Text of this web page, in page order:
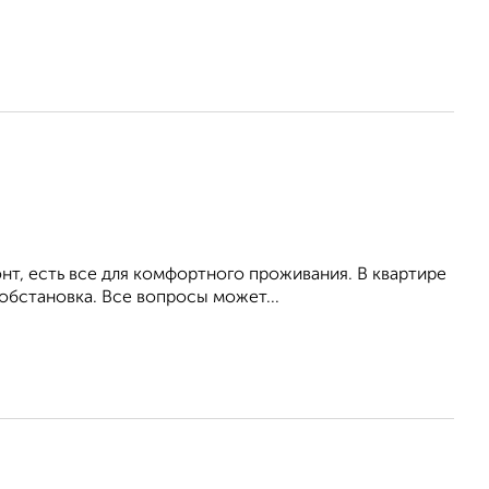
есть все для комфортного проживания. В квартире
Все вопросы может...